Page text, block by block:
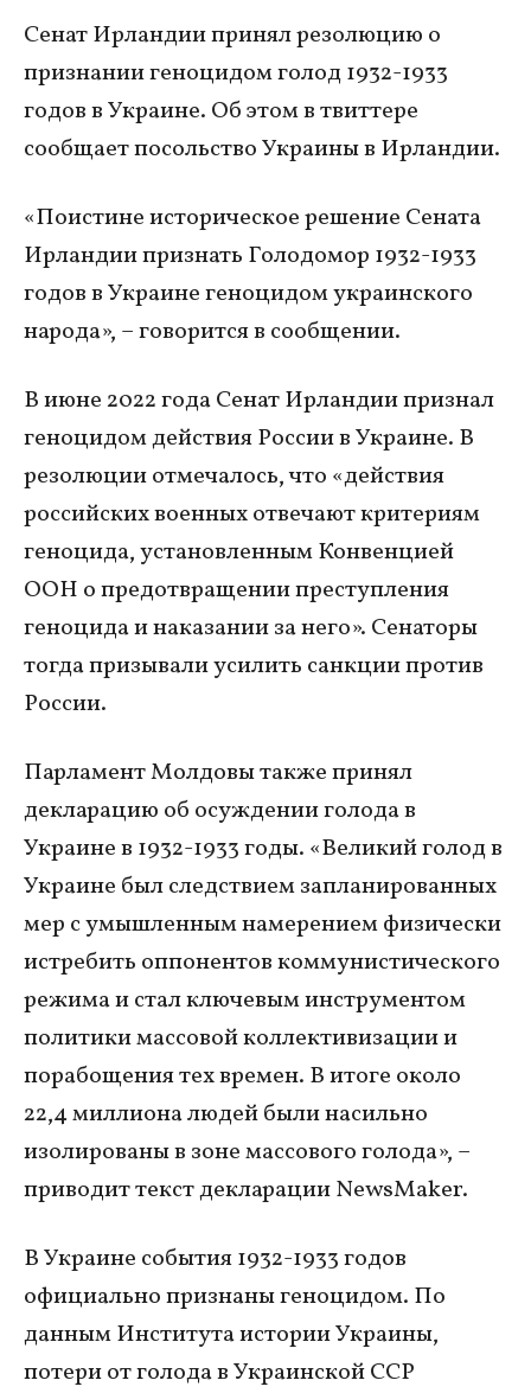
Сенат Ирландии принял резолюцию о
признании геноцидом голод 1932-1933
годов в Украине. Об этом в твиттере
сообщает посольство Украины в Ирландии.
«Поистине историческое решение Сената
Ирландии признать Голодомор 1932-1933
годов в Украине геноцидом украинского
народа», – говорится в сообщении.
В июне 2022 года Сенат Ирландии признал
геноцидом действия России в Украине. В
резолюции отмечалось, что «действия
российских военных отвечают критериям
геноцида, установленным Конвенцией
ООН о предотвращении преступления
геноцида и наказании за него». Сенаторы
тогда призывали усилить санкции против
России.
Парламент Молдовы также принял
декларацию об осуждении голода в
Украине в 1932-1933 годы. «Великий голод в
Украине был следствием запланированных
мер с умышленным намерением физически
истребить оппонентов коммунистического
режима и стал ключевым инструментом
политики массовой коллективизации и
порабощения тех времен. В итоге около
22,4 миллиона людей были насильно
изолированы в зоне массового голода», –
приводит текст декларации NewsMaker.
В Украине события 1932-1933 годов
официально признаны геноцидом. По
данным Института истории Украины,
потери от голода в Украинской ССР